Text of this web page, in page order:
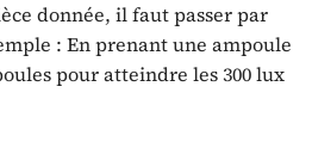
donnée, il faut passer par
: En prenant une ampoule
pour atteindre les 300 lux